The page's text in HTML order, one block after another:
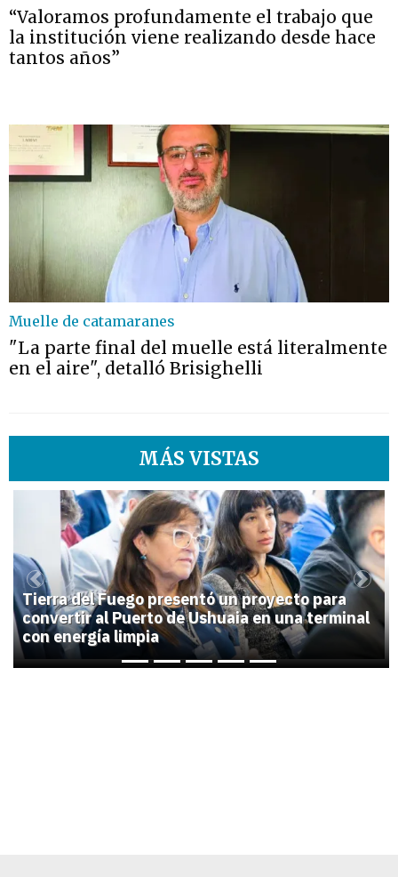
“Valoramos profundamente el trabajo que
la institución viene realizando desde hace
tantos años”
Muelle de catamaranes
"La parte final del muelle está literalmente
en el aire", detalló Brisighelli
MÁS VISTAS
1
Tierra del Fuego presentó un proyecto para
convertir al Puerto de Ushuaia en una terminal
con energía limpia
Previous Next